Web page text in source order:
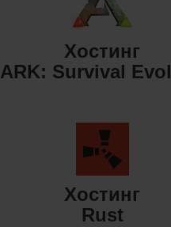
Хостинг
ARK: Survival
Хостинг
Rust